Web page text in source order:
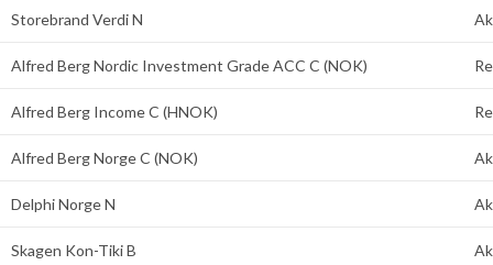
Storebrand Verdi N
Alfred Berg Nordic Investment Grade ACC C (NOK)
Alfred Berg Income C (HNOK)
Alfred Berg Norge C (NOK)
Delphi Norge N
Skagen Kon-Tiki B